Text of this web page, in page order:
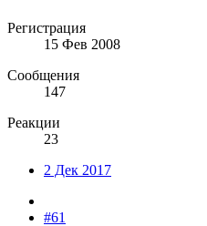
Регистрация
15 Фев 2008
Сообщения
147
Реакции
23
2 Дек 2017
#61